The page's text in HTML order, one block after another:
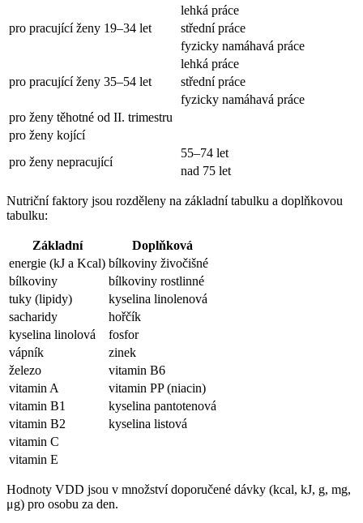
pro pracující ženy 19–34 let
lehká práce
střední práce
fyzicky namáhavá práce
pro pracující ženy 35–54 let
lehká práce
střední práce
fyzicky namáhavá práce
pro ženy těhotné od II. trimestru
pro ženy kojící
pro ženy nepracující
55–74 let
nad 75 let
Nutriční faktory jsou rozděleny na základní tabulku a doplňkovou
tabulku:
Základní
Doplňková
energie (kJ a Kcal) bílkoviny živočišné
bílkoviny
bílkoviny rostlinné
tuky (lipidy)
kyselina linolenová
sacharidy
hořčík
kyselina linolová
fosfor
vápník
zinek
železo
vitamin B6
vitamin A
vitamin PP (niacin)
vitamin B1
kyselina pantotenová
vitamin B2
kyselina listová
vitamin C
vitamin E
Hodnoty VDD jsou v množství doporučené dávky (kcal, kJ, g, mg,
μg) pro osobu za den.